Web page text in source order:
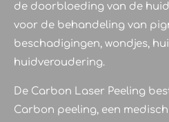
de doorbloeding van de
voor de behandeling van
beschadigingen, wondjes,
huidveroudering.
De Carbon Laser Peeling
Carbon peeling, een